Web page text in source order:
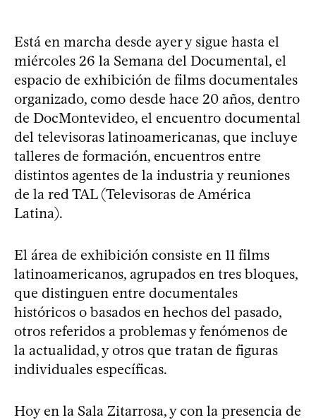
Está en marcha desde ayer y sigue hasta el
miércoles 26 la Semana del Documental, el
espacio de exhibición de films documentales
organizado, como desde hace 20 años, dentro
de DocMontevideo, el encuentro documental
del televisoras latinoamericanas, que incluye
talleres de formación, encuentros entre
distintos agentes de la industria y reuniones
de la red TAL (Televisoras de América
Latina).
El área de exhibición consiste en 11 films
latinoamericanos, agrupados en tres bloques,
que distinguen entre documentales
históricos o basados en hechos del pasado,
otros referidos a problemas y fenómenos de
la actualidad, y otros que tratan de figuras
individuales específicas.
Hoy en la Sala Zitarrosa, y con la presencia de